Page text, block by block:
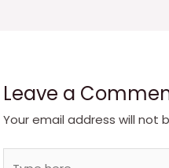
Leave a
Your email address will not